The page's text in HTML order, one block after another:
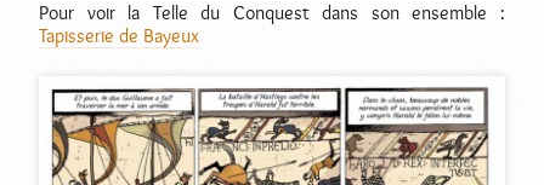
Pour voir la Telle du Conquest dans son ensemble :
Tapisserie de Bayeux